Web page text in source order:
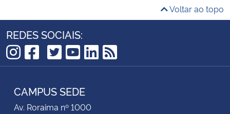
Voltar ao topo
REDES SOCIAIS:
Instagram
Facebook
TikTok
Twitter
YouTube
LinkedIn
RSS
CAMPUS SEDE
Av. Roraima nº 1000